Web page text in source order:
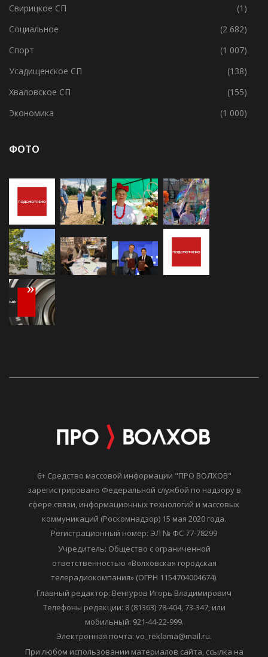
Разное
(670)
Свирицкое СП
(1)
Социальное
(2 682)
Спорт
(1 007)
Усадищенское СП
(138)
Хваловское СП
(155)
6+ Средство массовой информации "ПРО ВОЛХОВ"
зарегистрировано Федеральной службой по надзору в
сфере связи, информационных технологий и массовых
коммуникаций (Роскомнадзор) 15 мая 2020 года.
Регистрационный номер: ЭЛ № ФС 77-78299
Учредитель: Общество с ограниченной
ответственностью «Волховская городская
телерадиокомпания» (ОГРН 1154704004674).
Главный редактор: Венгуров Игорь Владимирович
Телефоны редакции: 8 (81363) 78-404, 73-347, или